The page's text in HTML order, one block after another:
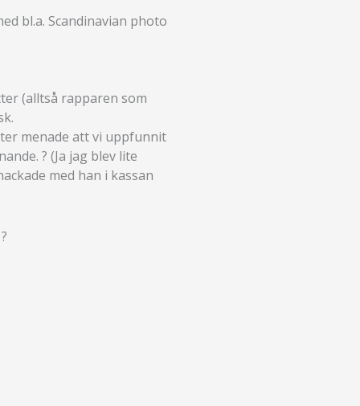
bl.a. Scandinavian photo
(alltså rapparen som
menade att vi uppfunnit
? (Ja jag blev lite
med han i kassan